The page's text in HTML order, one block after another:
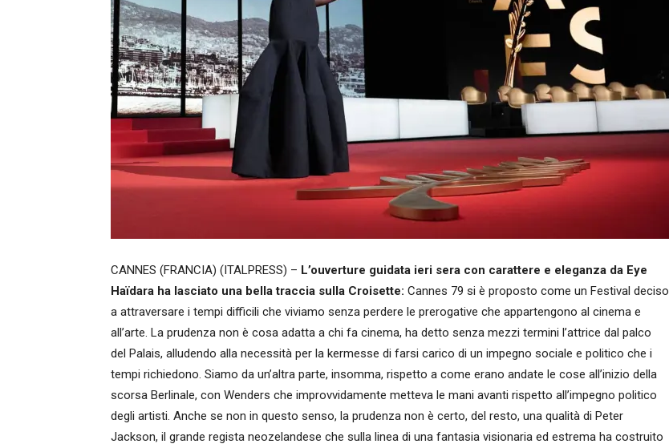
CANNES (FRANCIA) (ITALPRESS) – L’ouverture guidata ieri sera con carattere e eleganza da Eye
Haïdara ha lasciato una bella traccia sulla Croisette: Cannes 79 si è proposto come un Festival deciso
a attraversare i tempi difficili che viviamo senza perdere le prerogative che appartengono al cinema e
all’arte. La prudenza non è cosa adatta a chi fa cinema, ha detto senza mezzi termini l’attrice dal palco
del Palais, alludendo alla necessità per la kermesse di farsi carico di un impegno sociale e politico che i
tempi richiedono. Siamo da un’altra parte, insomma, rispetto a come erano andate le cose all’inizio della
scorsa Berlinale, con Wenders che improvvidamente metteva le mani avanti rispetto all’impegno politico
degli artisti. Anche se non in questo senso, la prudenza non è certo, del resto, una qualità di Peter
Jackson, il grande regista neozelandese che sulla linea di una fantasia visionaria ed estrema ha costruito